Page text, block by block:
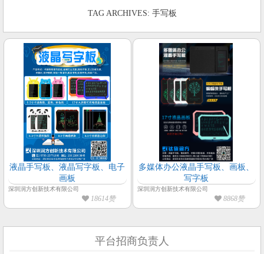
TAG ARCHIVES: 手写板
液晶手写板、液晶写字板、电子
画板
深圳润方创新技术有限公司
18614赞
多媒体办公液晶手写板、画板、
写字板
深圳润方创新技术有限公司
8868赞
平台招商负责人